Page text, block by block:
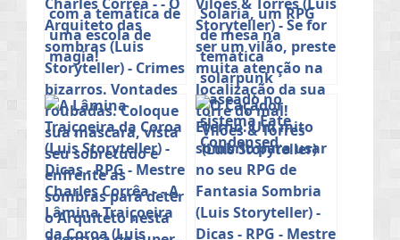
Vilões & Torres
(Luis Storyteller)